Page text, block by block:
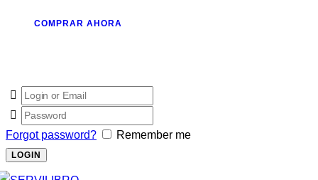
COMPRAR AHORA
Forgot password? Remember me